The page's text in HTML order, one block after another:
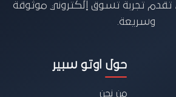
تقدم تجربة تسوق إلكتروني موثوقة
وسريعة.
حول اوتو سبير
من نحن